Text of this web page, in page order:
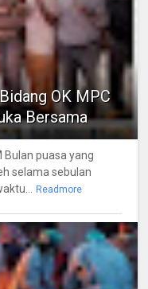
OK MPC
Bersama
Bulan puasa yang
selama sebulan
Readmore